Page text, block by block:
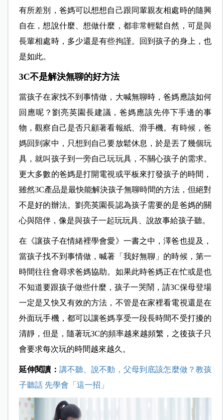
有所差別，爸媽可以想想自己跟同輩親友相處時的隨興
自在，想說什麼、想做什麼，都非常輕鬆自然，可是與
長輩相處時，多少還是有些拘謹。回到孩子的身上，也
是如此。
3C不是解決無聊的好方法
當孩子在家找不到事情做，大喊無聊時，爸媽應該如何
回應呢？劉亮英園長建議，爸媽應該先停下手邊的事
物，觀察自己是否只顧著看報紙、滑手機。有時候，爸
媽回到家中，只想到自己要放鬆休息，於是丟了幾個玩
具，就叫孩子到一旁自己玩玩具，不關心孩子的需求。
更大多數的爸媽是打開電視或平板來打發孩子的時間，
雖然3C產品是最快能解決孩子無聊時間的方法，但絕對
不是好的辦法。劉亮英園長認為孩子需要的是爸媽的關
心與陪伴，像是與孩子一起玩玩具、說故事給孩子聽。
在《讓孩子在情緒裡學會愛》一書之中，澤爸也提及，
當孩子找不到事情做，喊著「我好無聊」的時候，第一
時間往往會尋求爸媽協助。如果此時爸媽正在忙或是也
不知道要跟孩子做些什麼，孩子一哭鬧，請3C保母登場
一定是又快又有效的方法，不管是在家裡看電視還是在
外面玩手機，都可以讓爸媽享受一段長時間不受打擾的
清靜，但是，隨著玩3C的頻率越來越頻繁，之後孩子只
會要求每次玩的時間越來越久。
延伸閱讀： 講不聽、說不動，父母到底該怎麼做？教孩
子聽話 先學會「這一招」